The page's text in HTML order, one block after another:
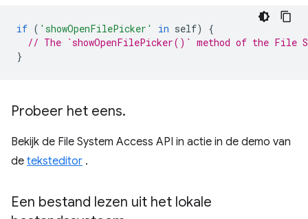
if ( 'showOpenFilePicker' in self)
{
// The `showOpenFilePicker()` method of the File
}
Probeer het eens.
Bekijk de File System Access API in actie in de demo van
de teksteditor .
Een bestand lezen uit het lokale